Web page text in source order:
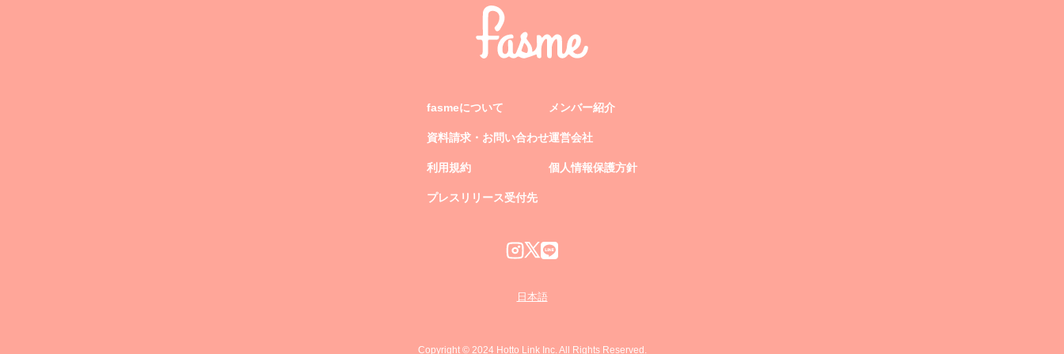
fasmeについて
資料請求・お問い合わせ
利用規約
プレスリリース受付先
メンバー紹介
運営会社
個人情報保護方針
日本語
Copyright © 2024 Hotto Link Inc. All Rights Reserved.